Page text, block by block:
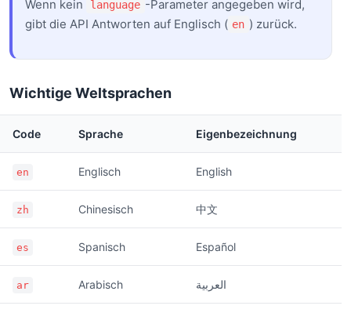
Wenn kein language -Parameter angegeben wird,
gibt die API Antworten auf Englisch ( en ) zurück.
Wichtige Weltsprachen
Code Sprache Eigenbezeichnung
en Englisch English
zh Chinesisch 中文
es Spanisch Español
ar Arabisch العربية